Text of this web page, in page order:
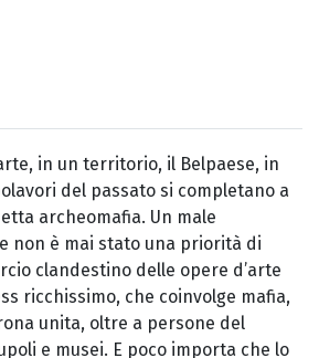
in un territorio, il Belpaese, in
del passato si completano a
archeomafia. Un male
non è mai stato una priorità di
clandestino delle opere d’arte
ricchissimo, che coinvolge mafia,
unita, oltre a persone del
e musei. E poco importa che lo